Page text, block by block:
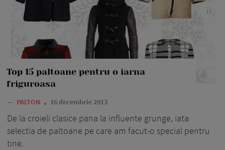
Top 15 paltoane pentru o iarna
friguroasa
— PALTON 16 decembrie 2013
De la croieli clasice pana la influente grunge, iata
selectia de paltoane pe care am facut-o special pentru
tine.